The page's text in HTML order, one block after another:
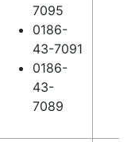
7095
0186-
43-7091
0186-
43-
7089